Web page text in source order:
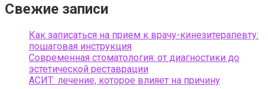
Свежие записи
Как записаться на прием к врачу-кинезитерапевту:
пошаговая инструкция
Современная стоматология: от диагностики до
эстетической реставрации
АСИТ: лечение, которое влияет на причину